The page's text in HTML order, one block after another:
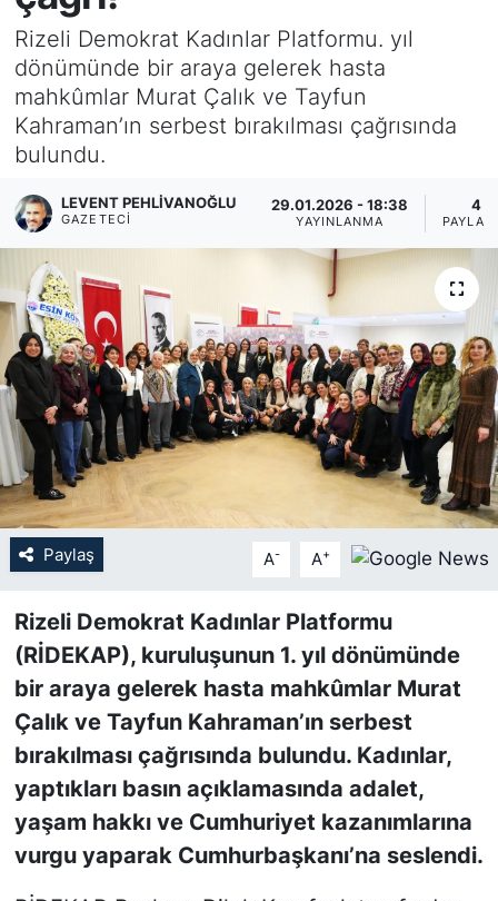
Rizeli Demokrat Kadınlar Platformu. yıl
dönümünde bir araya gelerek hasta
mahkûmlar Murat Çalık ve Tayfun
Kahraman’ın serbest bırakılması çağrısında
bulundu.
LEVENT PEHLIVANOĞLU
GAZETECI
29.01.2026 - 18:38
YAYINLANMA
4
Paylaş A- A+
Rizeli Demokrat Kadınlar Platformu
(RİDEKAP), kuruluşunun 1. yıl dönümünde
bir araya gelerek hasta mahkûmlar Murat
Çalık ve Tayfun Kahraman’ın serbest
bırakılması çağrısında bulundu. Kadınlar,
yaptıkları basın açıklamasında adalet,
yaşam hakkı ve Cumhuriyet kazanımlarına
vurgu yaparak Cumhurbaşkanı’na seslendi.
KÖŞE YAZILARI
KÖŞE YAZILARI (Arşiv)
KÜLTÜR SANAT
MAGAZİN
RÖPORTAJ
SAĞLIK
SARIYER HABERLERİ
SARIYER İMAR BARIŞI
SEKTÖR
SİYASET
SON DAKİKA HABERİ
SPOR
TEKNOLOJİ
TÜRKİYE VE DÜNYA GÜNDEMİ
VİDEO GALERİ